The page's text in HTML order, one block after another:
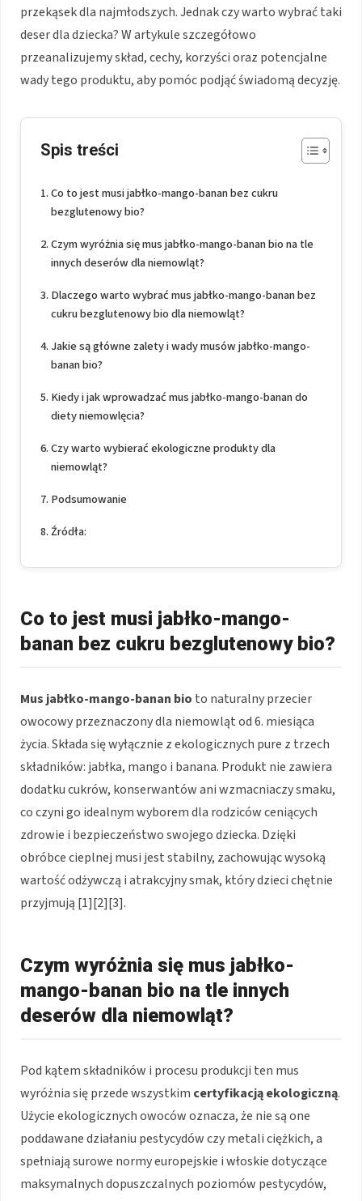
przekąsek dla najmłodszych. Jednak czy warto wybrać taki
deser dla dziecka? W artykule szczegółowo
przeanalizujemy skład, cechy, korzyści oraz potencjalne
wady tego produktu, aby pomóc podjąć świadomą decyzję.
Spis treści
Co to jest musi jabłko-mango-banan bez cukru
bezglutenowy bio?
Czym wyróżnia się mus jabłko-mango-banan bio na tle
innych deserów dla niemowląt?
Dlaczego warto wybrać mus jabłko-mango-banan bez
cukru bezglutenowy bio dla niemowląt?
Jakie są główne zalety i wady musów jabłko-mango-
banan bio?
Kiedy i jak wprowadzać mus jabłko-mango-banan do
diety niemowlęcia?
Czy warto wybierać ekologiczne produkty dla
niemowląt?
Podsumowanie
Źródła:
Co to jest musi jabłko-mango-
banan bez cukru bezglutenowy bio?
Mus jabłko-mango-banan bio to naturalny przecier
owocowy przeznaczony dla niemowląt od 6. miesiąca
życia. Składa się wyłącznie z ekologicznych pure z trzech
składników: jabłka, mango i banana. Produkt nie zawiera
dodatku cukrów, konserwantów ani wzmacniaczy smaku,
co czyni go idealnym wyborem dla rodziców ceniących
zdrowie i bezpieczeństwo swojego dziecka. Dzięki
obróbce cieplnej musi jest stabilny, zachowując wysoką
wartość odżywczą i atrakcyjny smak, który dzieci chętnie
przyjmują [1][2][3].
Czym wyróżnia się mus jabłko-
mango-banan bio na tle innych
deserów dla niemowląt?
Pod kątem składników i procesu produkcji ten mus
wyróżnia się przede wszystkim certyfikacją ekologiczną.
Użycie ekologicznych owoców oznacza, że nie są one
poddawane działaniu pestycydów czy metali ciężkich, a
spełniają surowe normy europejskie i włoskie dotyczące
maksymalnych dopuszczalnych poziomów pestycydów,